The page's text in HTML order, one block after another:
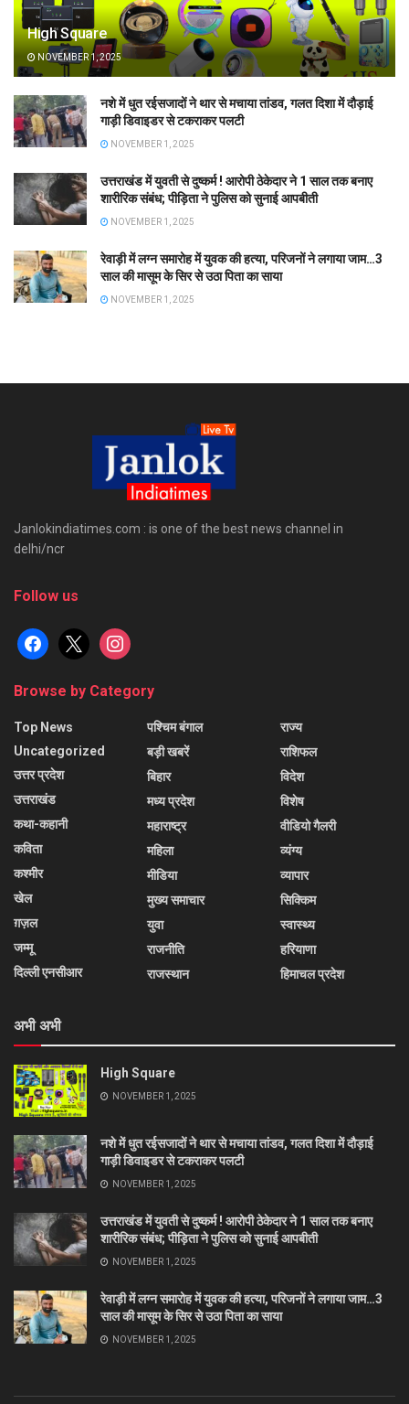
High Square
NOVEMBER 1, 2025
नशे में धुत रईसजादों ने थार से मचाया तांडव, गलत दिशा में दौड़ाई
गाड़ी डिवाइडर से टकराकर पलटी
NOVEMBER 1, 2025
उत्तराखंड में युवती से दुष्कर्म ! आरोपी ठेकेदार ने 1 साल तक बनाए
शारीरिक संबंध; पीड़िता ने पुलिस को सुनाई आपबीती
NOVEMBER 1, 2025
रेवाड़ी में लग्न समारोह में युवक की हत्या, परिजनों ने लगाया जाम…3
साल की मासूम के सिर से उठा पिता का साया
NOVEMBER 1, 2025
Janlokindiatimes.com : is one of the best news channel in
delhi/ncr
Follow us
facebook
x instagram
Browse by Category
Top News
Uncategorized
उत्तर प्रदेश
उत्तराखंड
कथा-कहानी
कविता
कश्मीर
खेल
ग़ज़ल
जम्मू
दिल्ली एनसीआर
पश्चिम बंगाल
बड़ी खबरें
बिहार
मध्य प्रदेश
महाराष्ट्र
महिला
मीडिया
मुख्य समाचार
युवा
राजनीति
राजस्थान
राज्य
राशिफल
विदेश
विशेष
वीडियो गैलरी
व्यंग्य
व्यापार
सिक्किम
स्वास्थ्य
हरियाणा
हिमाचल प्रदेश
अभी अभी
High Square
NOVEMBER 1, 2025
नशे में धुत रईसजादों ने थार से मचाया तांडव, गलत दिशा में दौड़ाई
गाड़ी डिवाइडर से टकराकर पलटी
NOVEMBER 1, 2025
उत्तराखंड में युवती से दुष्कर्म ! आरोपी ठेकेदार ने 1 साल तक बनाए
शारीरिक संबंध; पीड़िता ने पुलिस को सुनाई आपबीती
NOVEMBER 1, 2025
रेवाड़ी में लग्न समारोह में युवक की हत्या, परिजनों ने लगाया जाम…3
साल की मासूम के सिर से उठा पिता का साया
NOVEMBER 1, 2025